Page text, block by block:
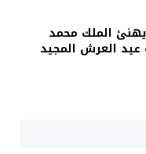
يهنئ الملك محمد
العرش المجيد